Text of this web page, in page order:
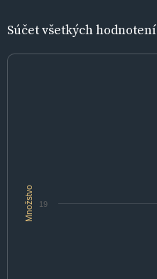
Súčet všetkých hodnotení
Množstvo 19